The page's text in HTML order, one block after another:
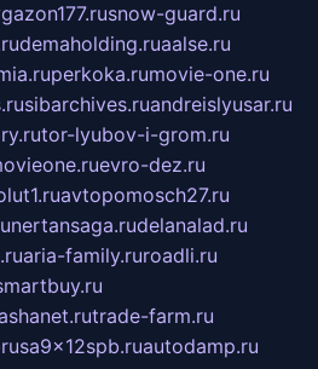
snow-guard.ru
demaholding.ruaalse.ru
perkoka.rumovie-one.ru
sibarchives.ruandreislyusar.ru
tor-lyubov-i-grom.ru
evro-dez.ru
avtopomosch27.ru
nertansaga.rudelanalad.ru
aria-family.ruroadli.ru
trade-farm.ru
autodamp.ru